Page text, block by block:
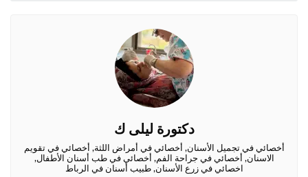
دكتورة ليلى ك
أخصائي في تجميل الأسنان, أخصائي في أمراض اللثة, أخصائي في تقويم
الاسنان, أخصائي في جراحة الفم, أخصائي في طب أسنان الأطفال,
اخصائي في زرع الأسنان, طبيب أسنان في الرباط